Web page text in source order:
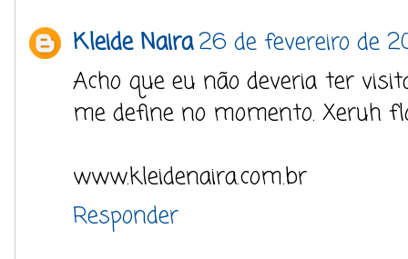
Kleide Naira26 de fevereiro de
Acho que eu não deveria ter
me define no momento. Xeruh
www.kleidenaira.com.br
Responder